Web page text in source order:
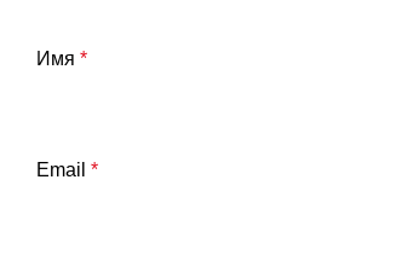
Имя *
Email *